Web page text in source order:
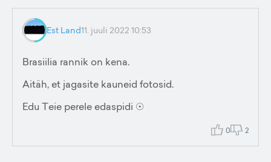
Est Land11. juuli 2022 10:53
Brasiilia rannik on kena.
Aitäh, et jagasite kauneid fotosid.
Edu Teie perele edaspidi ☉
0 2